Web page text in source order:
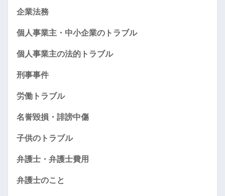
企業法務
個人事業主・中小企業のトラブル
個人事業主の法的トラブル
刑事事件
労働トラブル
名誉毀損・誹謗中傷
子供のトラブル
弁護士・弁護士費用
弁護士のこと